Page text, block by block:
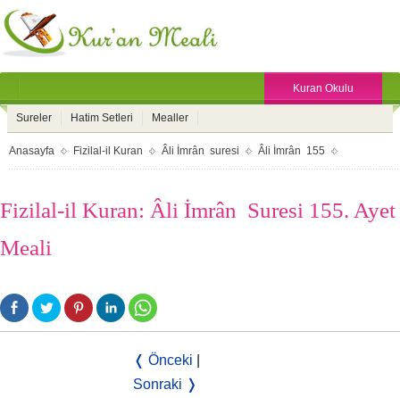
Kuran Okulu
Sureler Hatim Setleri Mealler
Anasayfa Fizilal-il Kuran Âli İmrân suresi Âli İmrân 155
Fizilal-il Kuran: Âli İmrân Suresi 155. Ayet
Meali
❬ Önceki
Sonraki ❭